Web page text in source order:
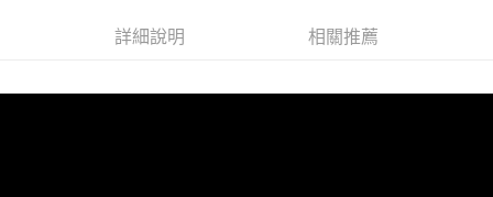
購買商品的店家。未經商家同意取消之訂單仍視為有效，需透過AFTEE先享
是否繳費成功／繳費後需取消欲退款等相關疑問，請聯繫「AFTEE先享後付
每筆NT$85，滿NT$799(含以上)免運費
詳細說明 相關推薦